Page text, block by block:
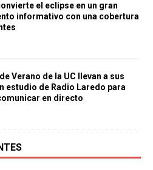
el eclipse en un gran
informativo con una cobertura
Verano de la UC llevan a sus
estudio de Radio Laredo para
en directo